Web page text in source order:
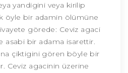
yandigini veya kirilip
öyle bir adamin ölümüne
görede: Ceviz agaci
asabi bir adama isarettir.
çiktigini gören böyle bir
Ceviz agacinin üzerine